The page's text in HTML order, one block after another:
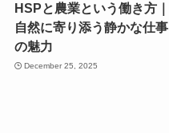
HSPと農業という働き方｜
自然に寄り添う静かな仕事
の魅力
December 25, 2025